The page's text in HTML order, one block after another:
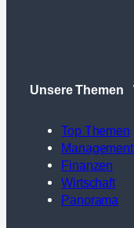
Unsere Themen
Top Themen
Management
Finanzen
Wirtschaft
Panorama